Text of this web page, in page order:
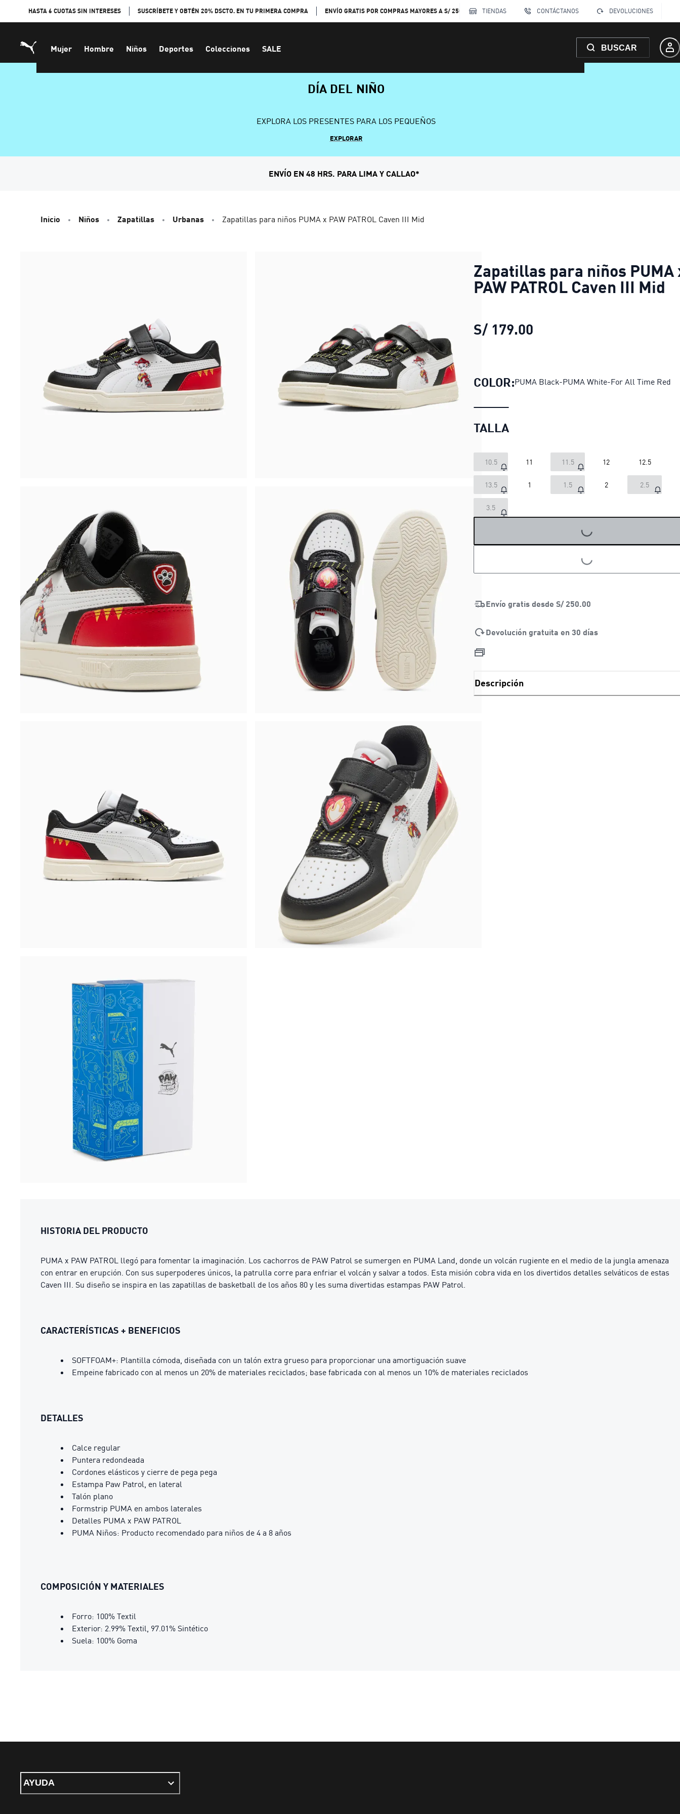
HASTA 6 CUOTAS SIN INTERESES SUSCRÍBETE Y OBTÉN 20% DSCTO. EN TU PRIMERA COMPRA ENVÍO GRATIS POR COMPRAS MAYORES A S/ 250 TIENDAS CONTÁCTANOS DEVOLUCIONES
Mujer Hombre Niños Deportes Colecciones SALE BUSCAR
DÍA DEL NIÑO
EXPLORA LOS PRESENTES PARA LOS PEQUEÑOS
EXPLORAR
ENVÍO EN 48 HRS. PARA LIMA Y CALLAO*
Inicio Niños Zapatillas Urbanas Zapatillas para niños PUMA x PAW PATROL Caven III Mid
Zapatillas para niños PUMA
PAW PATROL Caven III Mid
S/ 179.00
COLOR:PUMA Black-PUMA White-For All Time Red
TALLA
10.5 11 11.5 12 12.5
13.5 1 1.5 2 2.5
3.5
LOADING...
LOADING...
Envío gratis desde S/ 250.00
Devolución gratuita en 30 días
Descripción
HISTORIA DEL PRODUCTO
PUMA x PAW PATROL llegó para fomentar la imaginación. Los cachorros de PAW Patrol se sumergen en PUMA Land, donde un volcán rugiente en el medio de la jungla amenaza
con entrar en erupción. Con sus superpoderes únicos, la patrulla corre para enfriar el volcán y salvar a todos. Esta misión cobra vida en los divertidos detalles selváticos de estas
Caven III. Su diseño se inspira en las zapatillas de basketball de los años 80 y les suma divertidas estampas PAW Patrol.
CARACTERÍSTICAS + BENEFICIOS
SOFTFOAM+: Plantilla cómoda, diseñada con un talón extra grueso para proporcionar una amortiguación suave
Empeine fabricado con al menos un 20% de materiales reciclados; base fabricada con al menos un 10% de materiales reciclados
DETALLES
Calce regular
Puntera redondeada
Cordones elásticos y cierre de pega pega
Estampa Paw Patrol, en lateral
Talón plano
Formstrip PUMA en ambos laterales
Detalles PUMA x PAW PATROL
PUMA Niños: Producto recomendado para niños de 4 a 8 años
COMPOSICIÓN Y MATERIALES
Forro: 100% Textil
Exterior: 2.99% Textil, 97.01% Sintético
Suela: 100% Goma
AYUDA